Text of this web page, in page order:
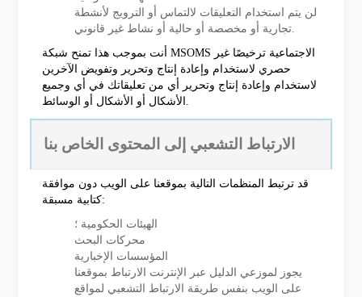
لن يتم استخدام التعليقات لالتماس أو الترويج لأنشطة
تجارية أو مخصصة أو حالية أو نشاط غير قانوني.
أنت بموجب هذا تمنح شبكة MSOMS الاجتماعية ترخيصًا غير
حصري لاستخدام وإعادة إنتاج وتحرير وتفويض الآخرين
لاستخدام وإعادة إنتاج وتحرير أي من تعليقاتك في أي وجميع
الارتباط التشعبي إلى المحتوى الخاص بنا
قد ترتبط المنظمات التالية بموقعنا على الويب دون موافقة
كتابية مسبقة:
الهيئات الحكومية ؛
محركات البحث
المؤسسات الإخبارية
يجوز لموزعي الدليل عبر الإنترنت الارتباط بموقعنا
على الويب بنفس طريقة الارتباط التشعبي لمواقع